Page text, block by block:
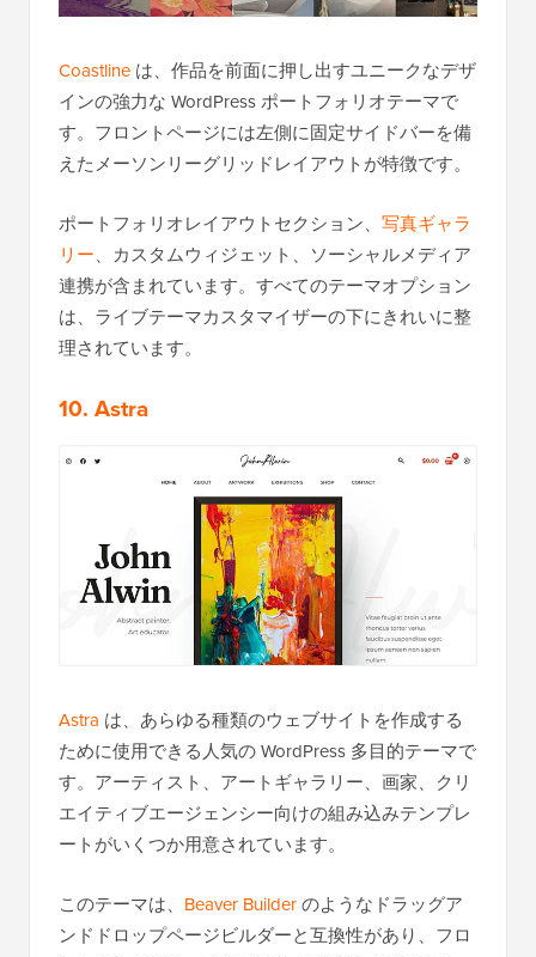
Coastline は、作品を前面に押し出すユニークなデザ
インの強力な WordPress ポートフォリオテーマで
す。フロントページには左側に固定サイドバーを備
えたメーソンリーグリッドレイアウトが特徴です。
ポートフォリオレイアウトセクション、 写真ギャラ
リー、カスタムウィジェット、ソーシャルメディア
連携が含まれています。すべてのテーマオプション
は、ライブテーマカスタマイザーの下にきれいに整
理されています。
10. Astra
Astra は、あらゆる種類のウェブサイトを作成する
ために使用できる人気の WordPress 多目的テーマで
す。アーティスト、アートギャラリー、画家、クリ
エイティブエージェンシー向けの組み込みテンプレ
ートがいくつか用意されています。
このテーマは、 Beaver Builderのようなドラッグア
ンドドロップページビルダーと互換性があり、フロ